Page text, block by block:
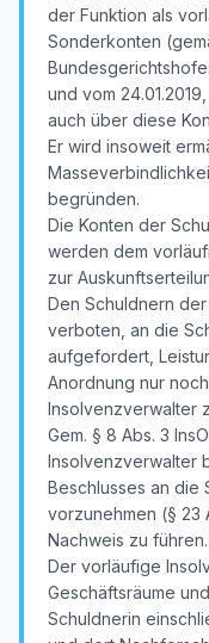
der Funktion als
Sonderkonten
und vom
auch über diese
Er wird insoweit
begründen.
Die Konten der
werden dem
zur
Den Schuldnern
verboten, an die
aufgefordert,
Anordnung nur
Insolvenzverwalter
Gem. § 8 Abs. 3
Insolvenzverwalter
Beschlusses an die
vorzunehmen (§ 23
Nachweis zu führen.
Der vorläufige
Geschäftsräume
Schuldnerin